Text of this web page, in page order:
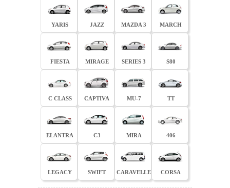
YARIS JAZZ MAZDA 3 MARCH
FIESTA MIRAGE SERIES 3 S80
C CLASS CAPTIVA MU-7 TT
ELANTRA C3 MIRA 406
LEGACY SWIFT CARAVELLE CORSA